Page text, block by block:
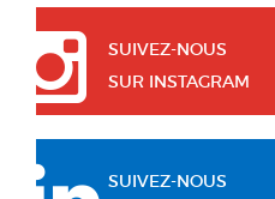
SUIVEZ-NOUS
SUR INSTAGRAM
SUIVEZ-NOUS